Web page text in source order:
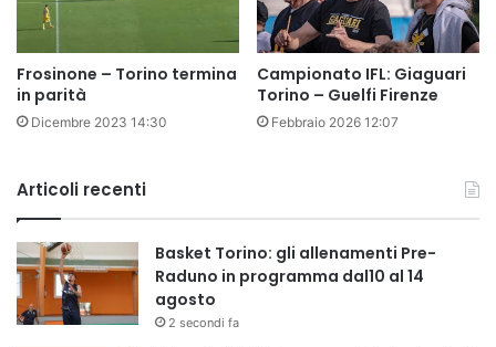
Frosinone – Torino termina
in parità
Dicembre 2023 14:30
Campionato IFL: Giaguari
Torino – Guelfi Firenze
Febbraio 2026 12:07
Articoli recenti
Basket Torino: gli allenamenti Pre-
Raduno in programma dal10 al 14
agosto
2 secondi fa